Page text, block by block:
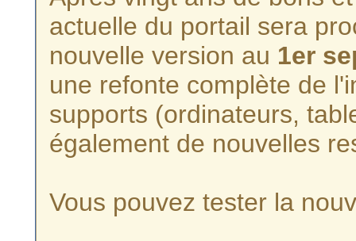
actuelle du portail sera
nouvelle version au 1er
une refonte complète de
supports (ordinateurs,
également de nouvelles
Vous pouvez tester la